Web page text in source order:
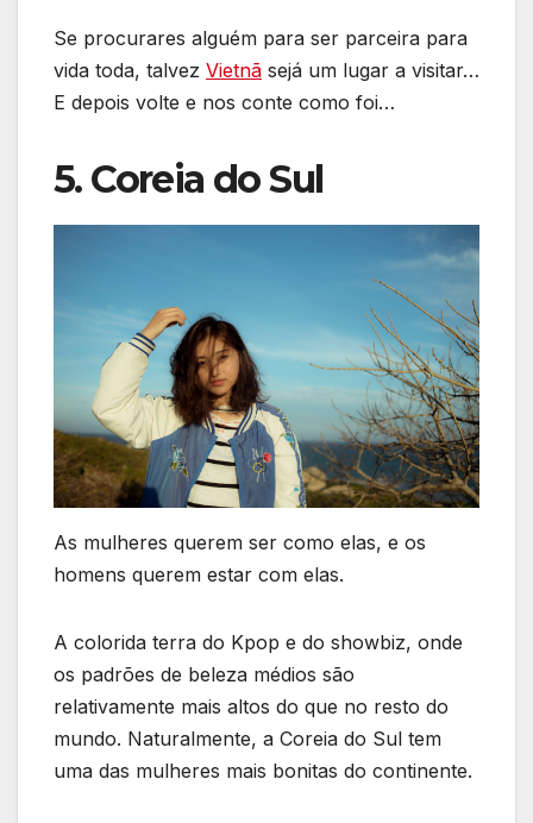
Se procurares alguém para ser parceira para
vida toda, talvez Vietnã sejá um lugar a visitar…
E depois volte e nos conte como foi…
5. Coreia do Sul
As mulheres querem ser como elas, e os
homens querem estar com elas.
A colorida terra do Kpop e do showbiz, onde
os padrões de beleza médios são
relativamente mais altos do que no resto do
mundo. Naturalmente, a Coreia do Sul tem
uma das mulheres mais bonitas do continente.